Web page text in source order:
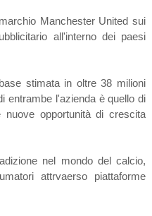
Manchester United sui
all'interno dei paesi
stimata in oltre 38 milioni
entrambe l'azienda è quello di
opportunità di crescita
nel mondo del calcio,
attrvaerso piattaforme